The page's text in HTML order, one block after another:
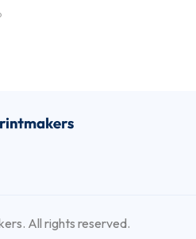
All rights reserved.